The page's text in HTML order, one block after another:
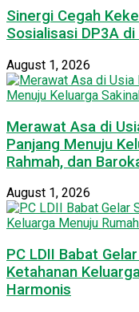
Sinergi Cegah
Sosialisasi DP3A
August 1, 2026
Merawat Asa di
Panjang Menuju
Rahmah, dan
August 1, 2026
PC LDII Babat
Ketahanan
Harmonis